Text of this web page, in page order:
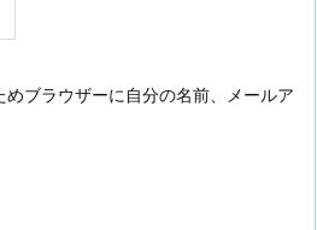
ブラウザーに自分の名前、メールア